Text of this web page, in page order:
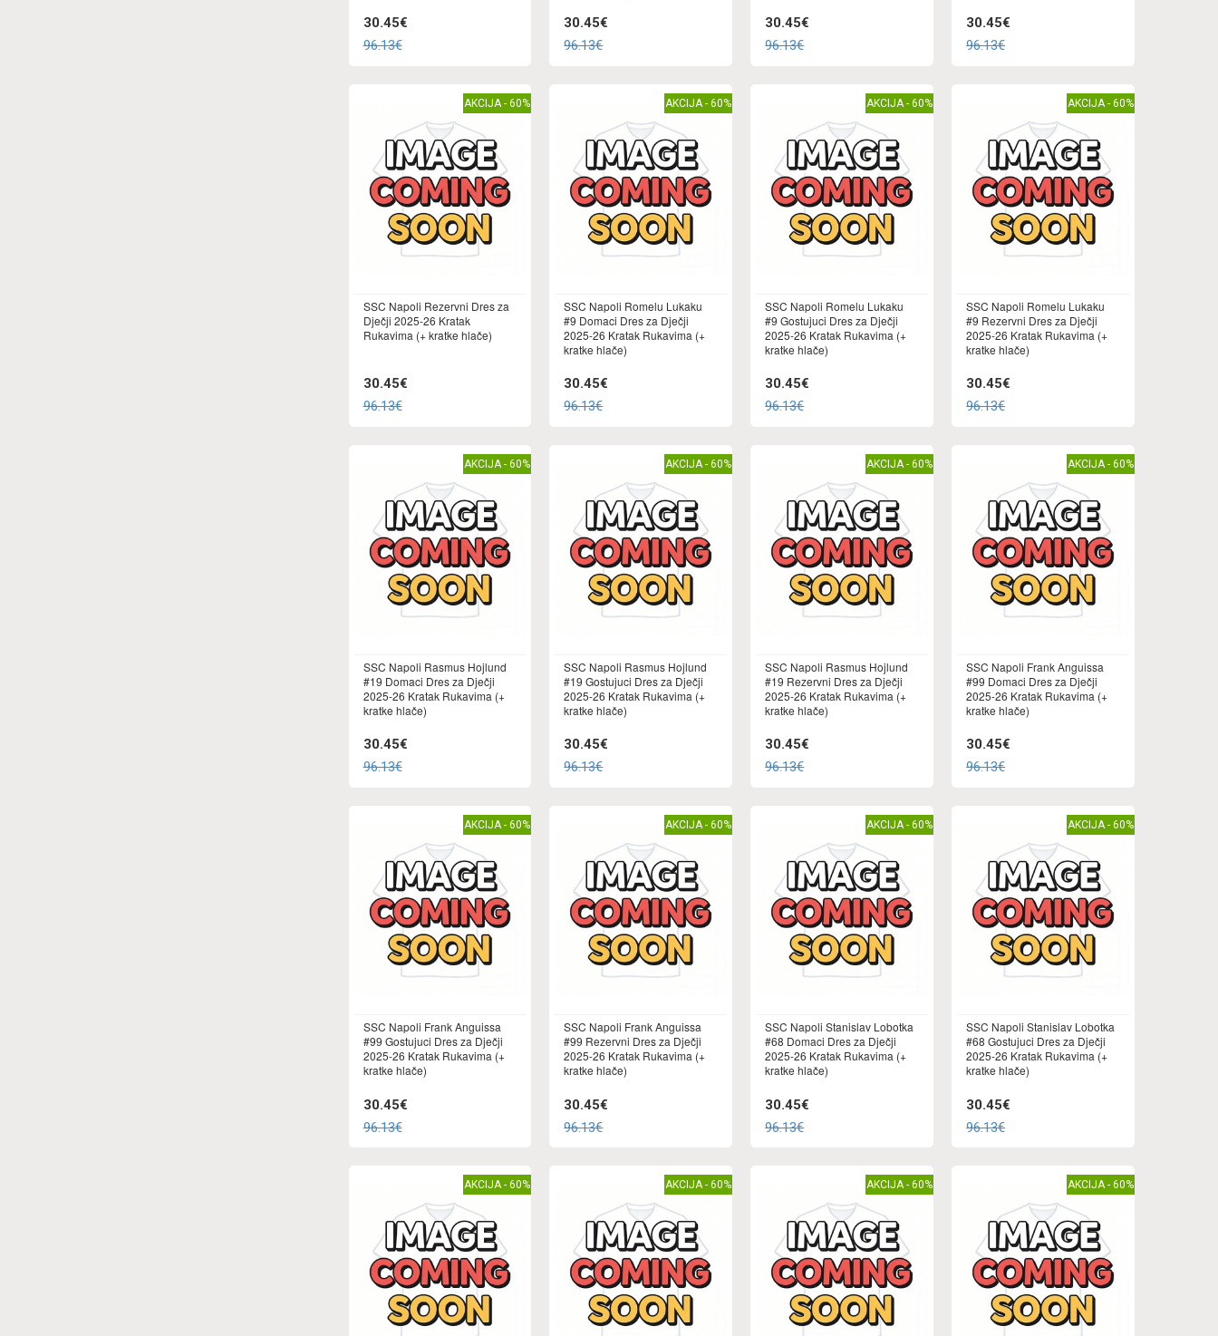
30.45€
96.13€
30.45€
96.13€
30.45€
96.13€
30.45€
96.13€
AKCIJA - 60%
SSC Napoli Rezervni Dres za
Dječji 2025-26 Kratak
Rukavima (+ kratke hlače)
30.45€
96.13€
AKCIJA - 60%
SSC Napoli Romelu Lukaku
#9 Domaci Dres za Dječji
2025-26 Kratak Rukavima (+
kratke hlače)
30.45€
96.13€
AKCIJA - 60%
SSC Napoli Romelu Lukaku
#9 Gostujuci Dres za Dječji
2025-26 Kratak Rukavima (+
kratke hlače)
30.45€
96.13€
AKCIJA - 60%
SSC Napoli Romelu Lukaku
#9 Rezervni Dres za Dječji
2025-26 Kratak Rukavima (+
kratke hlače)
30.45€
96.13€
AKCIJA - 60%
SSC Napoli Rasmus Hojlund
#19 Domaci Dres za Dječji
2025-26 Kratak Rukavima (+
kratke hlače)
30.45€
96.13€
AKCIJA - 60%
SSC Napoli Rasmus Hojlund
#19 Gostujuci Dres za Dječji
2025-26 Kratak Rukavima (+
kratke hlače)
30.45€
96.13€
AKCIJA - 60%
SSC Napoli Rasmus Hojlund
#19 Rezervni Dres za Dječji
2025-26 Kratak Rukavima (+
kratke hlače)
30.45€
96.13€
AKCIJA - 60%
SSC Napoli Frank Anguissa
#99 Domaci Dres za Dječji
2025-26 Kratak Rukavima (+
kratke hlače)
30.45€
96.13€
AKCIJA - 60%
SSC Napoli Frank Anguissa
#99 Gostujuci Dres za Dječji
2025-26 Kratak Rukavima (+
kratke hlače)
30.45€
96.13€
AKCIJA - 60%
SSC Napoli Frank Anguissa
#99 Rezervni Dres za Dječji
2025-26 Kratak Rukavima (+
kratke hlače)
30.45€
96.13€
AKCIJA - 60%
SSC Napoli Stanislav Lobotka
#68 Domaci Dres za Dječji
2025-26 Kratak Rukavima (+
kratke hlače)
30.45€
96.13€
AKCIJA - 60%
SSC Napoli Stanislav Lobotka
#68 Gostujuci Dres za Dječji
2025-26 Kratak Rukavima (+
kratke hlače)
30.45€
96.13€
AKCIJA - 60% AKCIJA - 60% AKCIJA - 60% AKCIJA - 60%